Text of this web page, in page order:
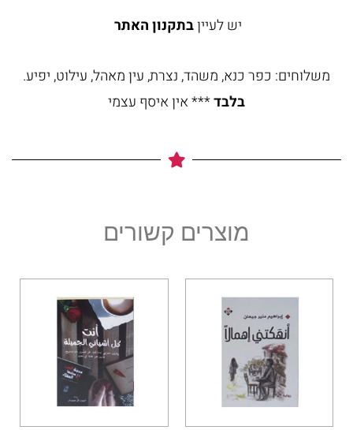
יש לעייןבתקנון האתר
משלוחים: כפר כנא, משהד, נצרת, עין מאהל, עילוט, יפיע.
בלבד*** אין איסף עצמי
מוצרים קשורים